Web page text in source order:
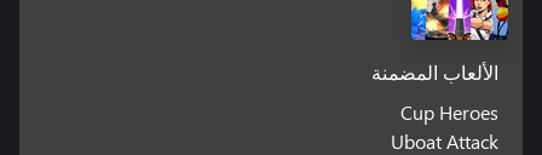
الألعاب المضمنة
Cup Heroes
Uboat Attack